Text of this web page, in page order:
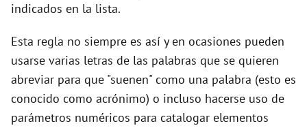
e
o
indicados en la lista.
Esta regla no siempre es así y en ocasiones pueden
usarse varias letras de las palabras que se quieren
abreviar para que "suenen" como una palabra (esto es
conocido como acrónimo) o incluso hacerse uso de
parámetros numéricos para catalogar elementos